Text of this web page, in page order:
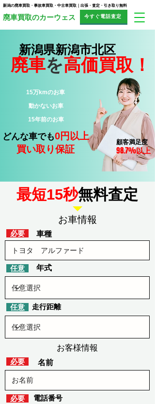
今すぐ電話査定
​廃車買取のカーウェス
新潟の廃車買取・事故車買取・中古車買取｜出張・査定・引き取り無料
新潟県新潟市北区
廃車を高価買取！
15万kmのお車
​動かないお車
15年前のお車
どんな車でも0円以上
買い取り保証
顧客満足度
98.7%以上
​最短15秒無料査定
​お車情報
​必要 車種
​任意 ​年式
​任意 ​走行距離
お客様情報
​必要 ​名前
​必要 ​電話番号